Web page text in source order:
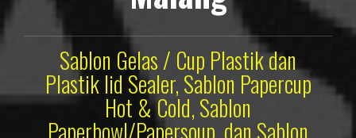
Sablon Gelas / Cup Plastik dan
Plastik lid Sealer, Sablon Papercup
Hot & Cold, Sablon
Paperbowl/Papersoup, dan Sablon